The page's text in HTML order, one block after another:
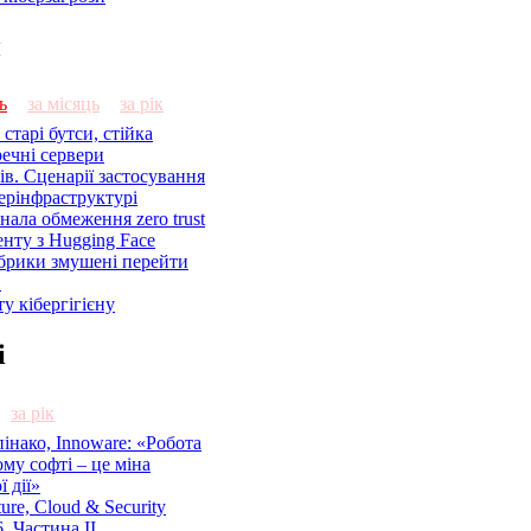
за місяць
за рік
бутси, стійка
сервери
Сценарії застосування
обмеження zero trust
з Hugging Face
змушені перейти
кібергігієну
за рік
Innoware: «Робота
софті – це міна
дії»
Cloud & Security